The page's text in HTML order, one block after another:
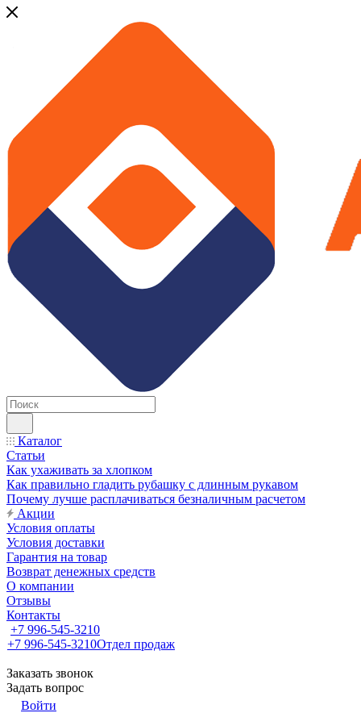
Каталог
Статьи
Как ухаживать за хлопком
Как правильно гладить рубашку с длинным рукавом
Почему лучше расплачиваться безналичным расчетом
Акции
Условия оплаты
Условия доставки
Гарантия на товар
Возврат денежных средств
О компании
Отзывы
Контакты
+7 996-545-3210
+7 996-545-3210Отдел продаж
Заказать звонок
Задать вопрос
Войти